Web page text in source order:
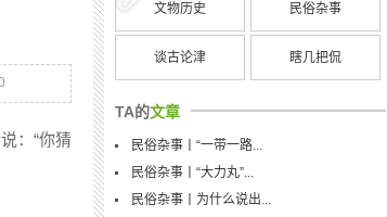
：“你猜
文物历史 民俗杂事
谈古论津 瞎几把侃
TA的文章
民俗杂事丨“一带一路...
民俗杂事丨“大力丸”...
民俗杂事丨为什么说出...